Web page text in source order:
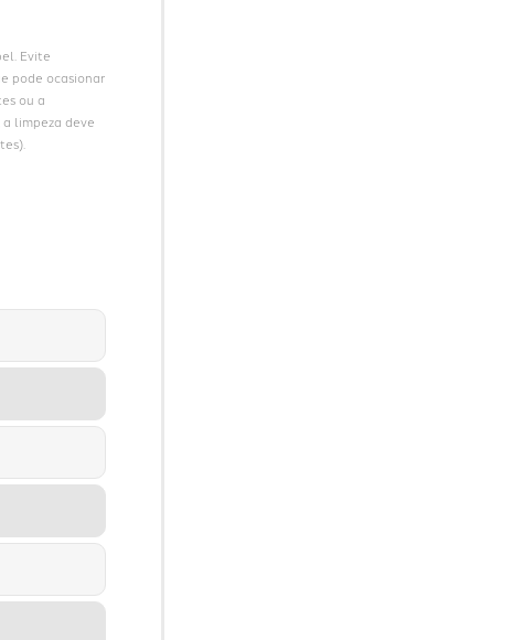
Evite
pode ocasionar
ou a
limpeza deve